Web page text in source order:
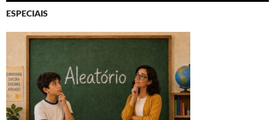
ESPECIAIS